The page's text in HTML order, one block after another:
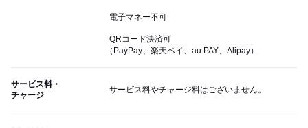
電子マネー不可
QRコード決済可
（PayPay、楽天ペイ、au PAY、Alipay）
サービス料・
チャージ
サービス料やチャージ料はございません。